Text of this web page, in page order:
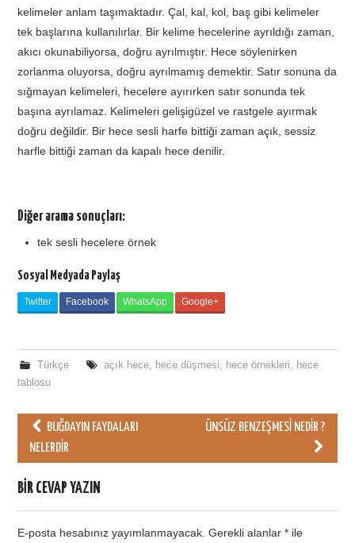
kelimeler anlam taşımaktadır. Çal, kal, kol, baş gibi kelimeler
tek başlarına kullanılırlar. Bir kelime hecelerine ayrıldığı zaman,
akıcı okunabiliyorsa, doğru ayrılmıştır. Hece söylenirken
zorlanma oluyorsa, doğru ayrılmamış demektir. Satır sonuna da
sığmayan kelimeleri, hecelere ayırırken satır sonunda tek
başına ayrılamaz. Kelimeleri gelişigüzel ve rastgele ayırmak
doğru değildir. Bir hece sesli harfe bittiği zaman açık, sessiz
harfle bittiği zaman da kapalı hece denilir.
Diğer arama sonuçları:
tek sesli hecelere örnek
Sosyal Medyada Paylaş
Twitter Facebook WhatsApp Google+
Türkçe açık hece, hece düşmesi, hece örnekleri, hece
tablosu
Post navigation
BUĞDAYIN FAYDALARI
NELERDIR
ÜNSÜZ BENZEŞMESI NEDIR ?
BIR CEVAP YAZIN
E-posta hesabınız yayımlanmayacak. Gerekli alanlar* ile